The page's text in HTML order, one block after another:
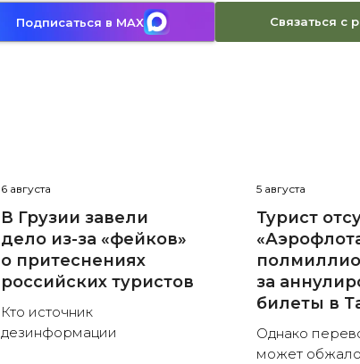
Подписаться в MAX Связаться с
6 августа
В Грузии завели
дело из-за «фейков»
о притеснениях
российских туристов
Кто источник
дезинформации
5 августа
Турист
за
билеты в
Однако
может